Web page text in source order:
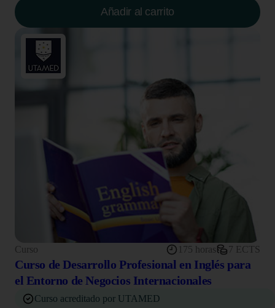
Añadir al carrito
Curso 175 horas 7 ECTS
Curso de Desarrollo Profesional en Inglés para
el Entorno de Negocios Internacionales
Curso acreditado por UTAMED